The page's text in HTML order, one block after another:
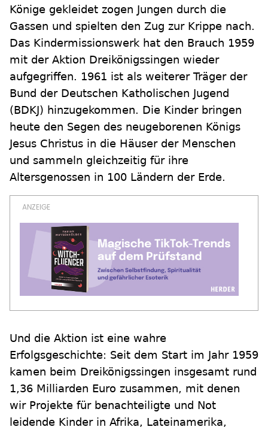
Könige gekleidet zogen Jungen durch die
Gassen und spielten den Zug zur Krippe nach.
Das Kindermissionswerk hat den Brauch 1959
mit der Aktion Dreikönigssingen wieder
aufgegriffen. 1961 ist als weiterer Träger der
Bund der Deutschen Katholischen Jugend
(BDKJ) hinzugekommen. Die Kinder bringen
heute den Segen des neugeborenen Königs
Jesus Christus in die Häuser der Menschen
und sammeln gleichzeitig für ihre
Altersgenossen in 100 Ländern der Erde.
Und die Aktion ist eine wahre
Erfolgsgeschichte: Seit dem Start im Jahr 1959
kamen beim Dreikönigssingen insgesamt rund
1,36 Milliarden Euro zusammen, mit denen
wir Projekte für benachteiligte und Not
leidende Kinder in Afrika, Lateinamerika,